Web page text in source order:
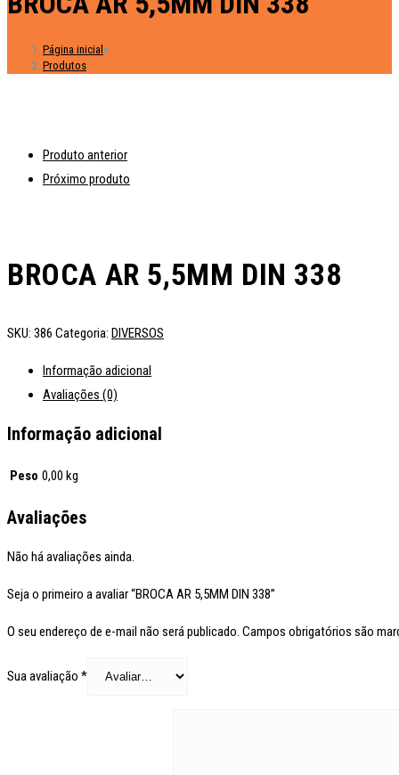
Página inicial >
Produtos
Produto anterior
Próximo produto
BROCA AR 5,5MM DIN 338
SKU: 386 Categoria: DIVERSOS
Informação adicional
Avaliações (0)
Informação adicional
Peso 0,00 kg
Avaliações
Não há avaliações ainda.
Seja o primeiro a avaliar “BROCA AR 5,5MM DIN 338”
O seu endereço de e-mail não será publicado. Campos obrigatórios são
Sua avaliação *